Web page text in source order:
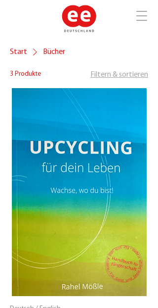
Start Bücher
3 Produkte Filtern & sortieren